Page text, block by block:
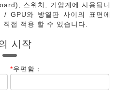
스위치, 기압계에 사용됩니
GPU와 방열판 사이의 표면에
접 적용 할 수 있습니다.
시작
*우편함：